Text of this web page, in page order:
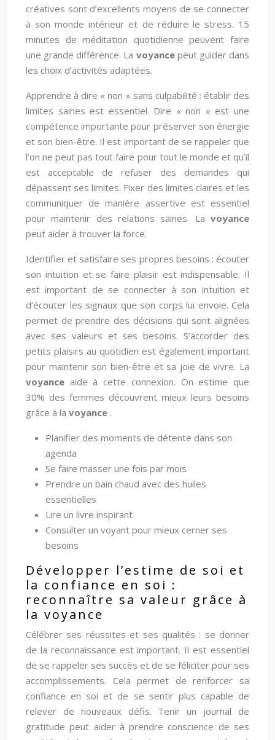
créatives sont d’excellents moyens de se connecter
à son monde intérieur et de réduire le stress. 15
minutes de méditation quotidienne peuvent faire
une grande différence. La voyance peut guider dans
les choix d’activités adaptées.
Apprendre à dire « non » sans culpabilité : établir des
limites saines est essentiel. Dire « non » est une
compétence importante pour préserver son énergie
et son bien-être. Il est important de se rappeler que
l’on ne peut pas tout faire pour tout le monde et qu’il
est acceptable de refuser des demandes qui
dépassent ses limites. Fixer des limites claires et les
communiquer de manière assertive est essentiel
pour maintenir des relations saines. La voyance
peut aider à trouver la force.
Identifier et satisfaire ses propres besoins : écouter
son intuition et se faire plaisir est indispensable. Il
est important de se connecter à son intuition et
d’écouter les signaux que son corps lui envoie. Cela
permet de prendre des décisions qui sont alignées
avec ses valeurs et ses besoins. S’accorder des
petits plaisirs au quotidien est également important
pour maintenir son bien-être et sa joie de vivre. La
voyance aide à cette connexion. On estime que
30% des femmes découvrent mieux leurs besoins
grâce à la voyance .
Planifier des moments de détente dans son
agenda
Se faire masser une fois par mois
Prendre un bain chaud avec des huiles
essentielles
Lire un livre inspirant
Consulter un voyant pour mieux cerner ses
besoins
Développer l’estime de soi et
la confiance en soi :
reconnaître sa valeur grâce à
la voyance
Célébrer ses réussites et ses qualités : se donner
de la reconnaissance est important. Il est essentiel
de se rappeler ses succès et de se féliciter pour ses
accomplissements. Cela permet de renforcer sa
confiance en soi et de se sentir plus capable de
relever de nouveaux défis. Tenir un journal de
gratitude peut aider à prendre conscience de ses